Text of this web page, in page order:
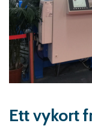
Ett vykort